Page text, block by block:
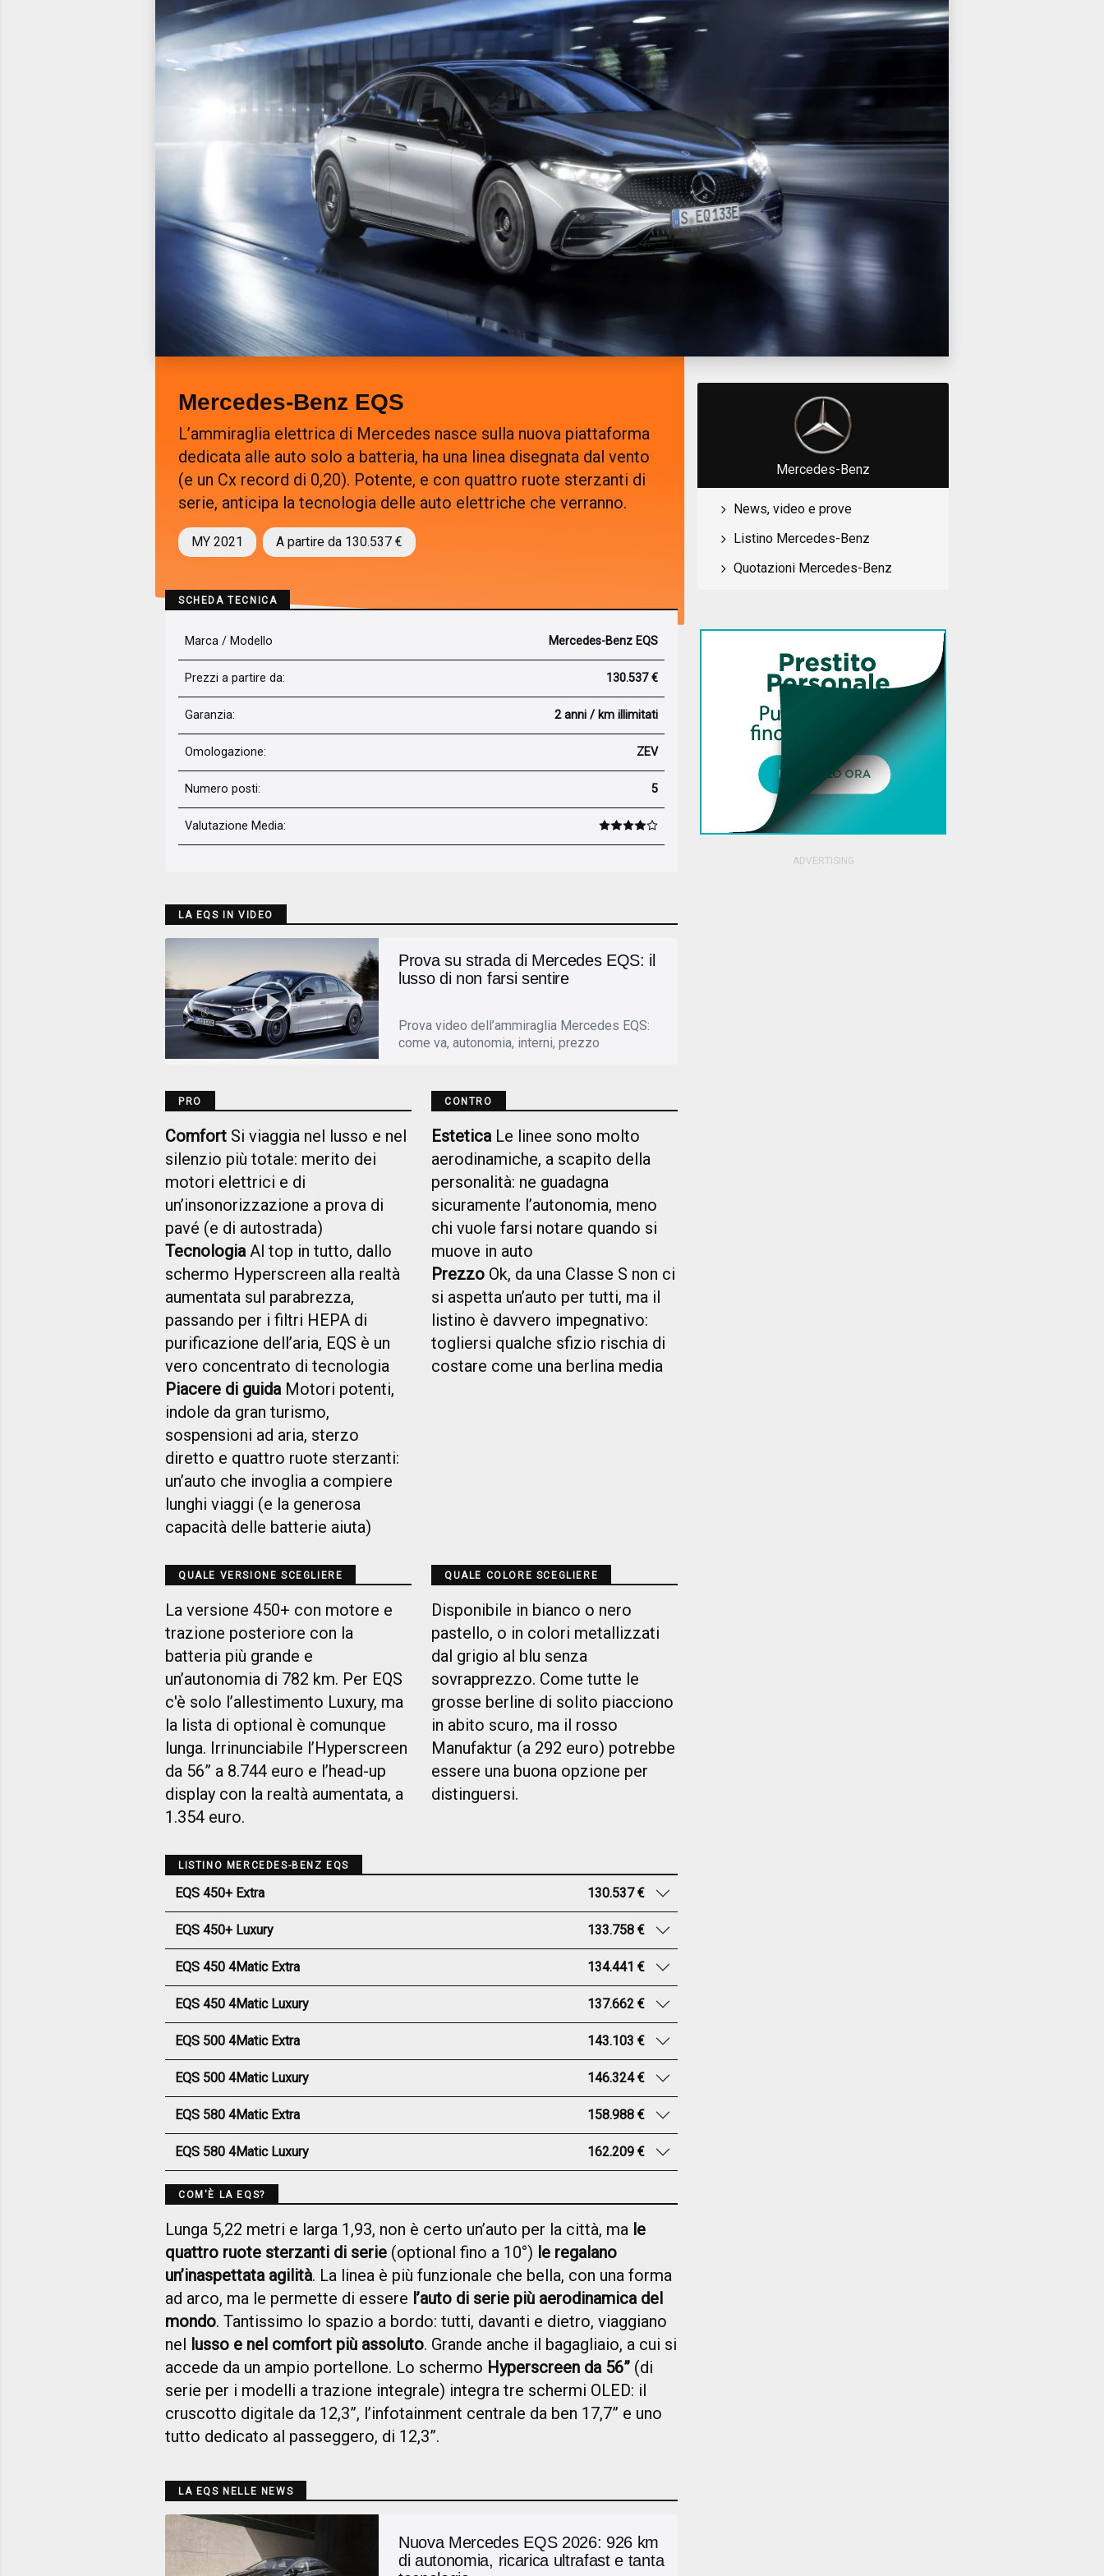
Mercedes-Benz EQS
L’ammiraglia elettrica di Mercedes nasce sulla nuova piattaforma
dedicata alle auto solo a batteria, ha una linea disegnata dal vento
(e un Cx record di 0,20). Potente, e con quattro ruote sterzanti di
serie, anticipa la tecnologia delle auto elettriche che verranno.
MY 2021 A partire da 130.537 €
SCHEDA TECNICA
Marca / Modello Mercedes-Benz EQS
Prezzi a partire da: 130.537 €
Garanzia: 2 anni / km illimitati
Omologazione: ZEV
Numero posti: 5
Valutazione Media:
LA EQS IN VIDEO
Prova su strada di Mercedes EQS: il
lusso di non farsi sentire
Prova video dell’ammiraglia Mercedes EQS:
come va, autonomia, interni, prezzo
PRO
Comfort Si viaggia nel lusso e nel
silenzio più totale: merito dei
motori elettrici e di
un’insonorizzazione a prova di
pavé (e di autostrada)
TecnologiaAl top in tutto, dallo
schermo Hyperscreen alla realtà
aumentata sul parabrezza,
passando per i filtri HEPA di
purificazione dell’aria, EQS è un
vero concentrato di tecnologia
Piacere di guidaMotori potenti,
indole da gran turismo,
sospensioni ad aria, sterzo
diretto e quattro ruote sterzanti:
un’auto che invoglia a compiere
lunghi viaggi (e la generosa
capacità delle batterie aiuta)
CONTRO
EsteticaLe linee sono molto
aerodinamiche, a scapito della
personalità: ne guadagna
sicuramente l’autonomia, meno
chi vuole farsi notare quando si
muove in auto
Prezzo Ok, da una Classe S non ci
si aspetta un’auto per tutti, ma il
listino è davvero impegnativo:
togliersi qualche sfizio rischia di
costare come una berlina media
QUALE VERSIONE SCEGLIERE
La versione 450+ con motore e
trazione posteriore con la
batteria più grande e
un’autonomia di 782 km. Per EQS
c'è solo l’allestimento Luxury, ma
la lista di optional è comunque
lunga. Irrinunciabile l’Hyperscreen
da 56” a 8.744 euro e l’head-up
display con la realtà aumentata, a
1.354 euro.
QUALE COLORE SCEGLIERE
Disponibile in bianco o nero
pastello, o in colori metallizzati
dal grigio al blu senza
sovrapprezzo. Come tutte le
grosse berline di solito piacciono
in abito scuro, ma il rosso
Manufaktur (a 292 euro) potrebbe
essere una buona opzione per
distinguersi.
LISTINO MERCEDES-BENZ EQS
EQS 450+ Extra 130.537 €
EQS 450+ Luxury 133.758 €
EQS 450 4Matic Extra 134.441 €
EQS 450 4Matic Luxury 137.662 €
EQS 500 4Matic Extra 143.103 €
EQS 500 4Matic Luxury 146.324 €
EQS 580 4Matic Extra 158.988 €
EQS 580 4Matic Luxury 162.209 €
COM'È LA EQS?
Lunga 5,22 metri e larga 1,93, non è certo un’auto per la città, ma le
quattro ruote sterzanti di serie (optional fino a 10°) le regalano
un’inaspettata agilità. La linea è più funzionale che bella, con una forma
ad arco, ma le permette di essere l’auto di serie più aerodinamica del
mondo. Tantissimo lo spazio a bordo: tutti, davanti e dietro, viaggiano
nel lusso e nel comfort più assoluto. Grande anche il bagagliaio, a cui si
accede da un ampio portellone. Lo schermo Hyperscreen da 56” (di
serie per i modelli a trazione integrale) integra tre schermi OLED: il
cruscotto digitale da 12,3”, l’infotainment centrale da ben 17,7” e uno
tutto dedicato al passeggero, di 12,3”.
LA EQS NELLE NEWS
Nuova Mercedes EQS 2026: 926 km
di autonomia, ricarica ultrafast e tanta
Mercedes-Benz
News, video e prove
Listino Mercedes-Benz
Quotazioni Mercedes-Benz